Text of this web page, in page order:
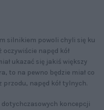
silnikiem powoli chyli się ku
napęd kół
ukazać się jakiś większy
to na pewno będzie miał co
przodu, napęd kół tylnych.
koncepcji